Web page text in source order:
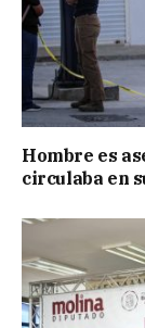
Hombre es
circulaba en